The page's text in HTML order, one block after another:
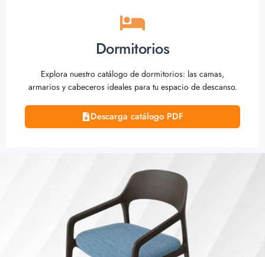
Dormitorios
Explora nuestro catálogo de dormitorios: las camas,
armarios y cabeceros ideales para tu espacio de descanso.
Descarga catálogo PDF